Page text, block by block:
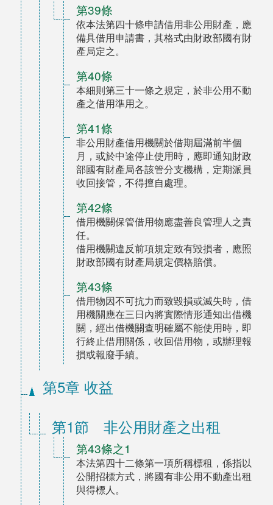
第39條
依本法第四十條申請借用非公用財產，應
備具借用申請書，其格式由財政部國有財
產局定之。
第40條
本細則第三十一條之規定，於非公用不動
產之借用準用之。
第41條
非公用財產借用機關於借期屆滿前半個
月，或於中途停止使用時，應即通知財政
部國有財產局各該管分支機構，定期派員
收回接管，不得擅自處理。
第42條
借用機關保管借用物應盡善良管理人之責
任。
借用機關違反前項規定致有毀損者，應照
財政部國有財產局規定價格賠償。
第43條
借用物因不可抗力而致毀損或滅失時，借
用機關應在三日內將實際情形通知出借機
關，經出借機關查明確屬不能使用時，即
行終止借用關係，收回借用物，或辦理報
損或報廢手續。
第5章 收益
第1節 非公用財產之出租
第43條之1
本法第四十二條第一項所稱標租，係指以
公開招標方式，將國有非公用不動產出租
與得標人。